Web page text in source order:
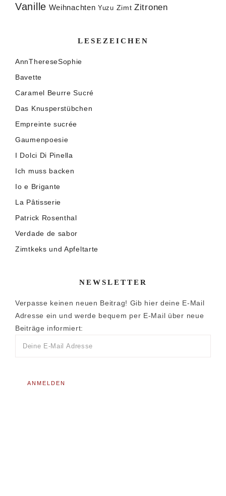
Vanille Weihnachten Yuzu Zimt Zitronen
LESEZEICHEN
AnnThereseSophie
Bavette
Caramel Beurre Sucré
Das Knusperstübchen
Empreinte sucrée
Gaumenpoesie
I Dolci Di Pinella
Ich muss backen
Io e Brigante
La Pâtisserie
Patrick Rosenthal
Verdade de sabor
Zimtkeks und Apfeltarte
NEWSLETTER
Verpasse keinen neuen Beitrag! Gib hier deine E-Mail
Adresse ein und werde bequem per E-Mail über neue
Beiträge informiert: